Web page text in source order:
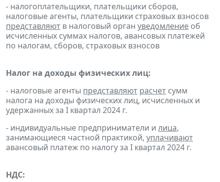
- налогоплательщики, плательщики сборов,
налоговые агенты, плательщики страховых взносов
представляют в налоговый орган уведомление об
исчисленных суммах налогов, авансовых платежей
по налогам, сборов, страховых взносов
Налог на доходы физических лиц:
- налоговые агенты представляют расчет сумм
налога на доходы физических лиц, исчисленных и
удержанных за I квартал 2024 г.
- индивидуальные предприниматели и лица,
занимающиеся частной практикой, уплачивают
авансовый платеж по налогу за I квартал 2024 г.
НДС: